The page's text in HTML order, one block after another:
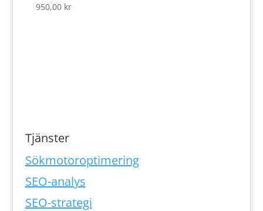
950,00 kr
Tjänster
Sökmotoroptimering
SEO-analys
SEO-strategi